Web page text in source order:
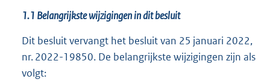
1.1 Belangrijkste wijzigingen in dit besluit
Dit besluit vervangt het besluit van 25 januari 2022,
nr. 2022-19850. De belangrijkste wijzigingen zijn als
volgt: